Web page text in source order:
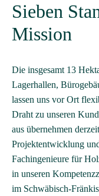
Sieben
Mission
Die insgesamt 13
Lagerhallen,
lassen uns vor Ort
Draht zu unseren
aus übernehmen
Projektentwicklung
Fachingenieure für
in unseren
im Schwäbisch-